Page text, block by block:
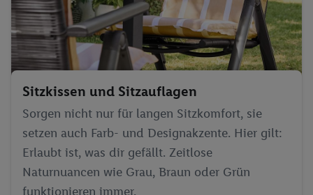
Sitzkissen und Sitzauflagen
Sorgen nicht nur für langen Sitzkomfort, sie
setzen auch Farb- und Designakzente. Hier gilt:
Erlaubt ist, was dir gefällt. Zeitlose
Naturnuancen wie Grau, Braun oder Grün
funktionieren immer.
widerrufen, findest du in unserenDatenschutzbestimmungen
Die Impressen findest du hier.